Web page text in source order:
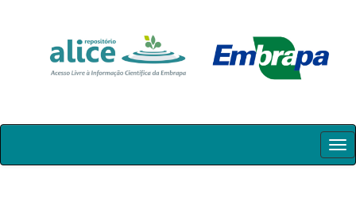
Skip